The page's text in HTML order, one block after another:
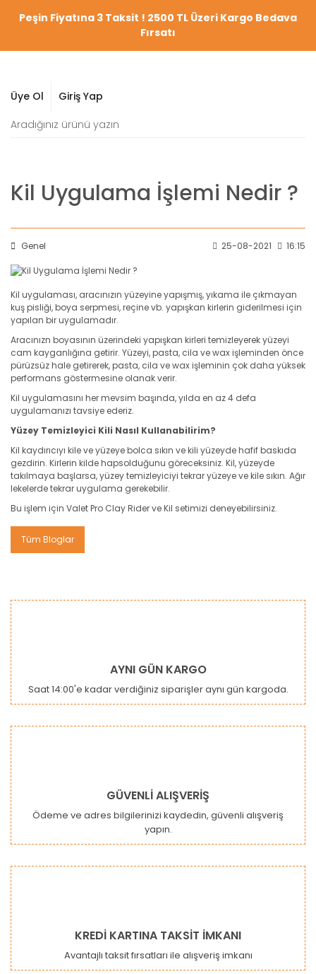
Peşin Fiyatına 3 Taksit ! 2500 TL Üzeri Kargo Bedava
Fırsatı
Üye Ol Giriş Yap
Kil Uygulama İşlemi Nedir ?
Genel 25-08-2021 16:15
Kil uygulaması, aracınızın yüzeyine yapışmış, yıkama ile çıkmayan
kuş pisliği, boya serpmesi, reçine vb. yapışkan kirlerin giderilmesi için
yapılan bir uygulamadır.
Aracınızn boyasının üzerindeki yapışkan kirleri temizleyerek yüzeyi
cam kayganlığına getirir. Yüzeyi, pasta, cila ve wax işleminden önce
pürüzsüz hale getirerek, pasta, cila ve wax işleminin çok daha yüksek
performans göstermesine olanak verir.
Kil uygulamasını her mevsim başında, yılda en az 4 defa
uygulamanızı tavsiye ederiz.
Yüzey Temizleyici Kili Nasıl Kullanabilirim?
Kil kaydırıcıyı kile ve yüzeye bolca sıkın ve kili yüzeyde hafif baskıda
gezdirin. Kirlerin kilde hapsolduğunu göreceksiniz. Kil, yüzeyde
takılmaya başlarsa, yüzey temizleyiciyi tekrar yüzeye ve kile sıkın. Ağır
lekelerde tekrar uygulama gerekebilir.
Bu işlem için Valet Pro Clay Rider ve Kil setimizi deneyebilirsiniz.
Tüm Bloglar
AYNI GÜN KARGO
Saat 14:00'e kadar verdiğiniz siparişler aynı gün kargoda.
GÜVENLİ ALIŞVERİŞ
Ödeme ve adres bilgilerinizi kaydedin, güvenli alışveriş
yapın.
KREDİ KARTINA TAKSİT İMKANI
Avantajlı taksit fırsatları ile alışveriş imkanı